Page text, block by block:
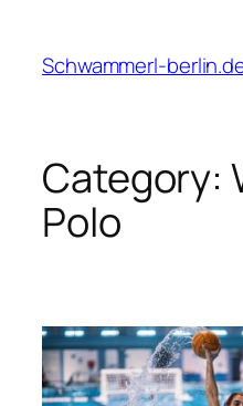
content
Schwammerl-
Category:
Polo